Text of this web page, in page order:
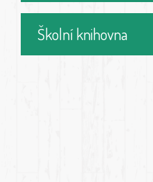
Školní knihovna